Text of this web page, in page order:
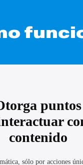
puntos
contenido
sólo por acciones